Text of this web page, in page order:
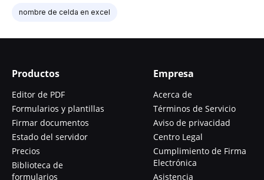
nombre de celda en excel
Productos
Editor de PDF
Formularios y plantillas
Firmar documentos
Estado del servidor
Precios
Biblioteca de
formularios
Empresa
Acerca de
Términos de Servicio
Aviso de privacidad
Centro Legal
Cumplimiento de Firma
Electrónica
Asistencia